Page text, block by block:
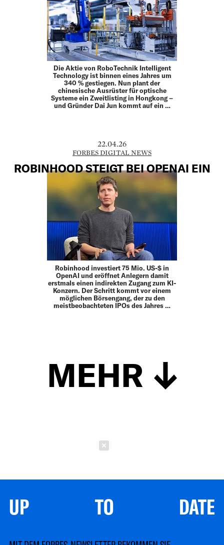
Die Aktie von RoboTechnik Intelligent
Technology ist binnen eines Jahres um
340 % gestiegen. Nun plant der
chinesische Ausrüster für optische
Systeme ein Zweitlisting in Hongkong –
und Gründer Dai Jun kommt auf ein …
22.04.26
FORBES DIGITAL NEWS
ROBINHOOD STEIGT BEI OPENAI EIN
Robinhood investiert 75 Mio. US-$ in
OpenAI und eröffnet Anlegern damit
erstmals einen indirekten Zugang zum KI-
Konzern. Der Schritt kommt vor einem
möglichen Börsengang, der zu den
meistbeobachteten IPOs des Jahres …
MEHR
UP TO DATE